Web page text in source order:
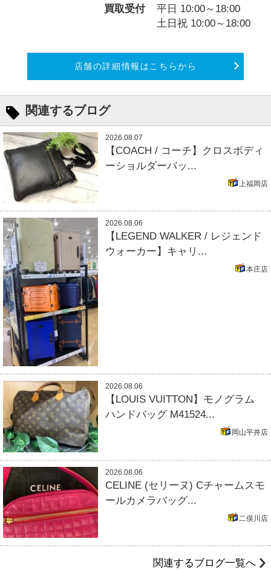
買取受付
平日 10:00～18:00
土日祝 10:00～18:00
店舗の詳細情報はこちらから
関連するブログ
2026.08.07
【COACH / コーチ】クロスボディ
ーショルダーバッ...
上福岡店
2026.08.06
【LEGEND WALKER / レジェンド
ウォーカー】キャリ...
本庄店
2026.08.06
【LOUIS VUITTON】モノグラム
ハンドバッグ M41524...
岡山平井店
2026.08.06
CELINE (セリーヌ) Cチャームスモ
ールカメラバッグ...
二俣川店
関連するブログ一覧へ